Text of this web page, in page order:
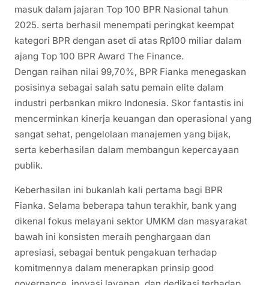
masuk dalam jajaran Top 100 BPR Nasional tahun
2025. serta berhasil menempati peringkat keempat
kategori BPR dengan aset di atas Rp100 miliar dalam
ajang Top 100 BPR Award The Finance.
Dengan raihan nilai 99,70%, BPR Fianka menegaskan
posisinya sebagai salah satu pemain elite dalam
industri perbankan mikro Indonesia. Skor fantastis ini
mencerminkan kinerja keuangan dan operasional yang
sangat sehat, pengelolaan manajemen yang bijak,
serta keberhasilan dalam membangun kepercayaan
publik.
Keberhasilan ini bukanlah kali pertama bagi BPR
Fianka. Selama beberapa tahun terakhir, bank yang
dikenal fokus melayani sektor UMKM dan masyarakat
bawah ini konsisten meraih penghargaan dan
apresiasi, sebagai bentuk pengakuan terhadap
komitmennya dalam menerapkan prinsip good